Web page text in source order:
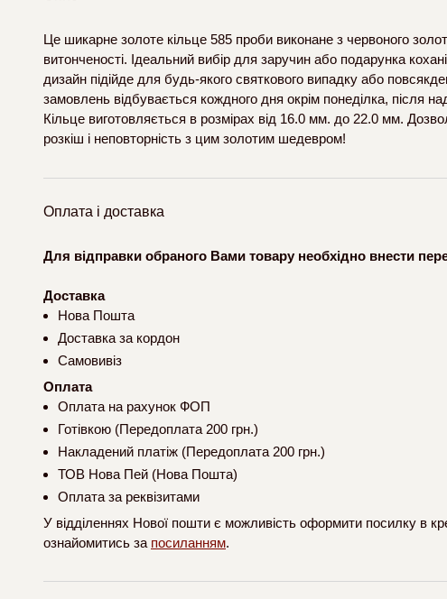
Це шикарне золоте кільце 585 проби виконане з червоного
витонченості. Ідеальний вибір для заручин або подарунка
дизайн підійде для будь-якого святкового випадку або
замовлень відбувається кождного дня окрім понеділка, після
Кільце виготовляється в розмірах від 16.0 мм. до 22.0 мм.
розкіш і неповторність з цим золотим шедевром!
Оплата і доставка
Для відправки обраного Вами товару необхідно внести
Доставка
Нова Пошта
Доставка за кордон
Самовивіз
Оплата
Оплата на рахунок ФОП
Готівкою (Передоплата 200 грн.)
Накладений платіж (Передоплата 200 грн.)
ТОВ Нова Пей (Нова Пошта)
Оплата за реквізитами
У відділеннях Нової пошти є можливість оформити посилку в
ознайомитись за посиланням.